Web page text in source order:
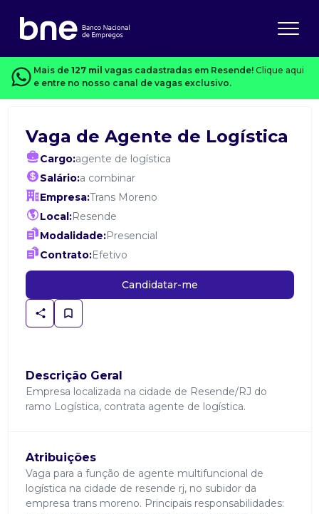
Mais de 127 mil vagas cadastradas em Resende! Clique aqui
e entre no nosso canal de vagas exclusivo.
Vaga de Agente de Logística
Cargo:agente de logística
Salário:a combinar
Empresa:Trans Moreno
Local:Resende
Modalidade:Presencial
Contrato:Efetivo
Candidatar-me
Descrição Geral
Empresa localizada na cidade de Resende/RJ do
ramo Logística, contrata agente de logística.
Atribuições
Vaga para a função de agente multifuncional de
logística na cidade de resende rj, no subidor da
empresa trans moreno. Principais responsabilidades: